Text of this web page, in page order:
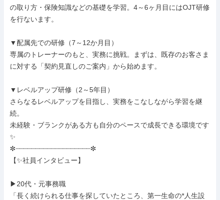
の取り方・保険知識などの基礎を学習。4～6ヶ月目にはOJT研修
を行ないます。
▼配属先での研修（7～12か月目）
専属のトレーナーのもと、実務に挑戦。まずは、既存のお客さま
に対する「契約見直しのご案内」から始めます。
▼レベルアップ研修（2～5年目）
さらなるレベルアップを目指し、実務をこなしながら学習を継
続。
未経験・ブランクがある方も自分のペースで成長できる環境です
✨
✼┈┈┈┈┈┈┈┈┈┈┈┈┈┈┈┈┈┈┈✼
【✨社員インタビュー】
▶20代・元事務職
「長く続けられる仕事を探していたところ、第一生命の*人生設